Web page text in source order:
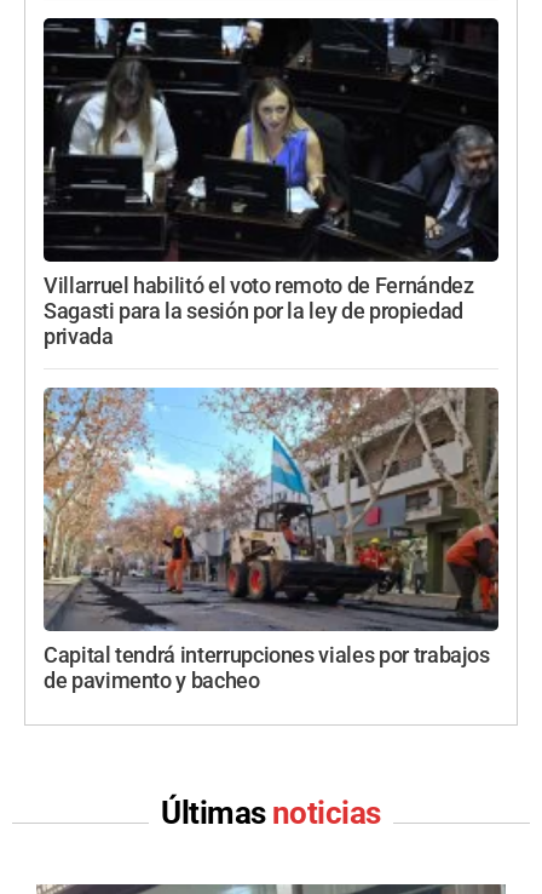
Villarruel habilitó el voto remoto de Fernández
Sagasti para la sesión por la ley de propiedad
privada
Capital tendrá interrupciones viales por trabajos
de pavimento y bacheo
Últimas noticias